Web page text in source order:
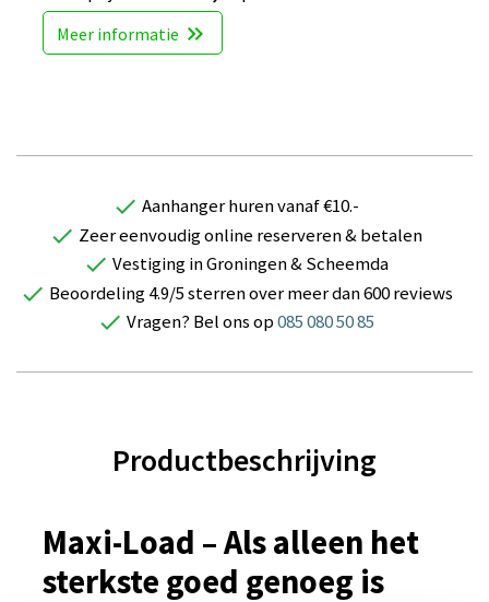
Bluetooth bediening via
telefoon app
€ 485,00
Draadloze bediening via
Graafbaksteun MT
variant
Loofrekken MT
300x150x80 variant
Meer informatie keyboard_double_arrow_right
check Aanhanger huren vanaf €10.-
check Zeer eenvoudig online reserveren & betalen
check Vestiging in Groningen & Scheemda
check Beoordeling 4.9/5 sterren over meer dan 600 reviews
check Vragen? Bel ons op085 080 50 85
Productbeschrijving
Maxi-Load – Als alleen het
sterkste goed genoeg is